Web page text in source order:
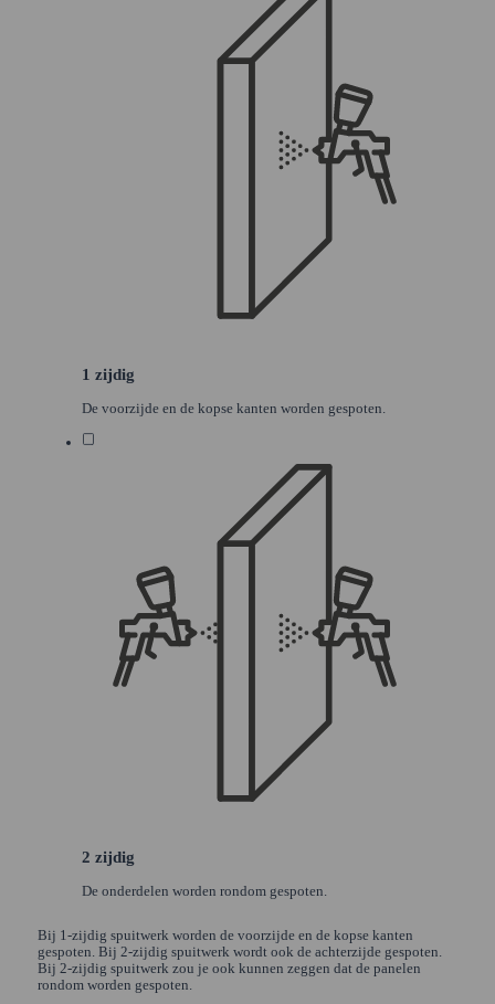
1 zijdig
De voorzijde en de kopse kanten worden gespoten.
2 zijdig
De onderdelen worden rondom gespoten.
Bij 1-zijdig spuitwerk worden de voorzijde en de kopse kanten
gespoten. Bij 2-zijdig spuitwerk wordt ook de achterzijde gespoten.
Bij 2-zijdig spuitwerk zou je ook kunnen zeggen dat de panelen
rondom worden gespoten.